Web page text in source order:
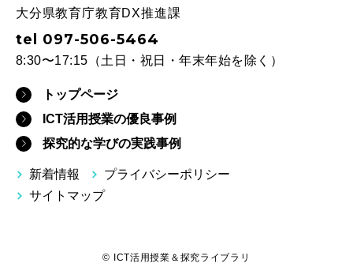
大分県教育庁教育DX推進課
tel 097-506-5464
8:30〜17:15（土日・祝日・年末年始を除く）
トップページ
ICT活用授業の優良事例
探究的な学びの実践事例
新着情報
プライバシーポリシー
サイトマップ
© ICT活用授業＆探究ライブラリ